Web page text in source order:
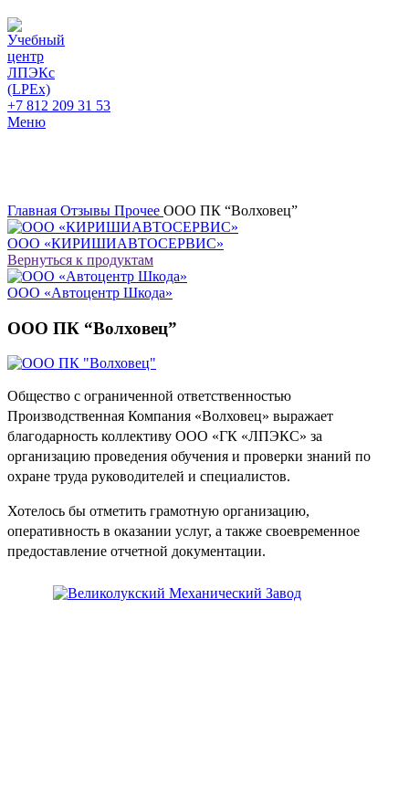
+7 812 209 31 53
Меню
Главная Отзывы Прочее ООО ПК “Волховец”
ООО «КИРИШИАВТОСЕРВИС»
Вернуться к продуктам
ООО «Автоцентр Шкода»
ООО ПК “Волховец”
Общество с ограниченной ответственностью
Производственная Компания «Волховец» выражает
благодарность коллективу ООО «ГК «ЛПЭКС» за
организацию проведения обучения и проверки знаний по
охране труда руководителей и специалистов.
Хотелось бы отметить грамотную организацию,
оперативность в оказании услуг, а также своевременное
предоставление отчетной документации.